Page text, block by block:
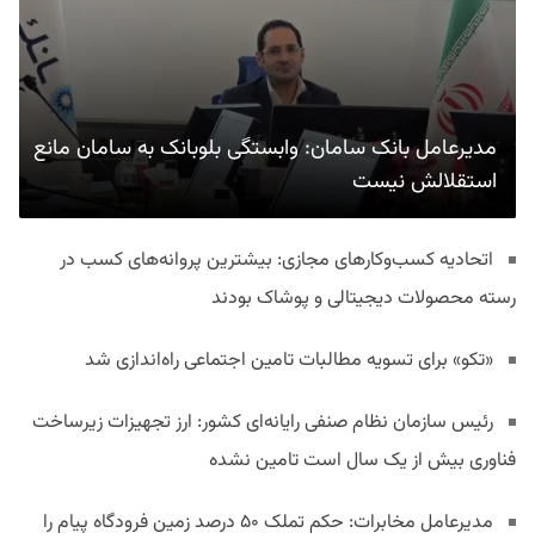
مدیرعامل بانک سامان: وابستگی بلوبانک به سامان مانع
استقلالش نیست
اتحادیه کسب‌وکارهای مجازی: بیشترین پروانه‌های کسب در
رسته محصولات دیجیتالی و پوشاک بودند
«تکو» برای تسویه مطالبات تامین اجتماعی راه‌اندازی شد
رئیس سازمان نظام صنفی رایانه‌ای کشور: ارز تجهیزات زیرساخت
فناوری بیش از یک سال است تامین نشده
مدیرعامل مخابرات: حکم تملک ۵۰ درصد زمین فرودگاه پیام را